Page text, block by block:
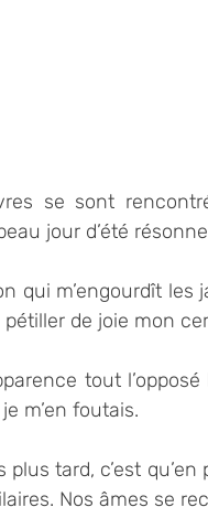
se sont
jour d’été
qui m’engourdît
de joie mon
tout l’opposé
m’en foutais.
plus tard, c’est
Nos âmes se